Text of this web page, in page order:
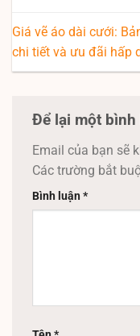
Giá vẽ áo dài cưới:
chi tiết và ưu đãi hấp
Để lại một bình
Email của bạn sẽ
Các trường bắt
Bình luận*